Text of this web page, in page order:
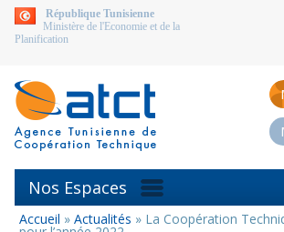
aller au contenu
République Tunisienne
Ministère de l'Economie et de la
Planification
Nos Espaces
Vous
Accueil » Actualités » La Coopération